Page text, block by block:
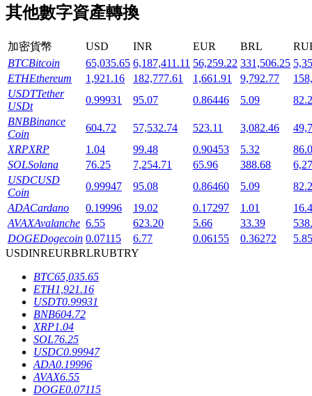
Launchpool
活期質押獲得熱門資產
鎖倉BTR
輕鬆獲得多重福利
其他數字資產轉換
加密貨幣 USD INR EUR BRL
BTCBitcoin 65,035.65 6,187,411.11 56,259.22 331,506.25
ETHEthereum 1,921.16 182,777.61 1,661.91 9,792.77
USDTTether
USDt
0.99931 95.07 0.86446 5.09
BNBBinance
Coin
604.72 57,532.74 523.11 3,082.46
XRPXRP 1.04 99.48 0.90453 5.32
SOLSolana 76.25 7,254.71 65.96 388.68
USDCUSD
Coin
0.99947 95.08 0.86460 5.09
ADACardano 0.19996 19.02 0.17297 1.01
AVAXAvalanche 6.55 623.20 5.66 33.39
DOGEDogecoin 0.07115 6.77 0.06155 0.36272
5.85
USDINREURBRLRUBTRY
BTC65,035.65
ETH1,921.16
USDT0.99931
BNB604.72
XRP1.04
SOL76.25
USDC0.99947
ADA0.19996
AVAX6.55
DOGE0.07115